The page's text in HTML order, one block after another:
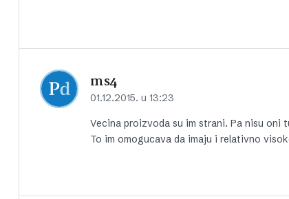
ms4
01.12.2015. u 13:23
Vecina proizvoda su im strani. Pa nisu
To im omogucava da imaju i relativno